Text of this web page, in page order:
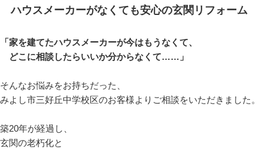
ハウスメーカーがなくても安心の玄関リフォーム
「家を建てたハウスメーカーが今はもうなくて、
どこに相談したらいいか分からなくて……」
そんなお悩みをお持ちだった、
みよし市三好丘中学校区のお客様よりご相談をいただきました。
築20年が経過し、
玄関の老朽化と